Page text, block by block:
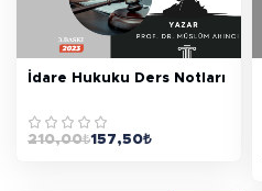
İdare Hukuku Ders Notları
210,00₺157,50₺